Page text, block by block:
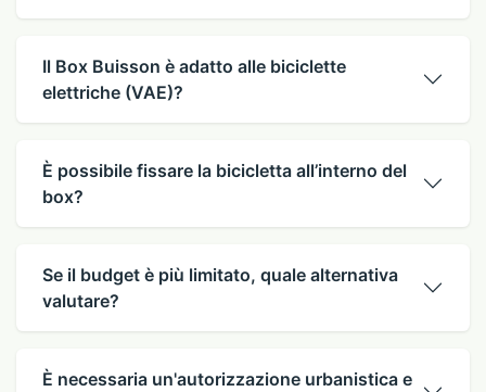
Il Box Buisson è adatto alle biciclette
elettriche (VAE)?
È possibile fissare la bicicletta all’interno del
box?
Se il budget è più limitato, quale alternativa
valutare?
È necessaria un'autorizzazione urbanistica e